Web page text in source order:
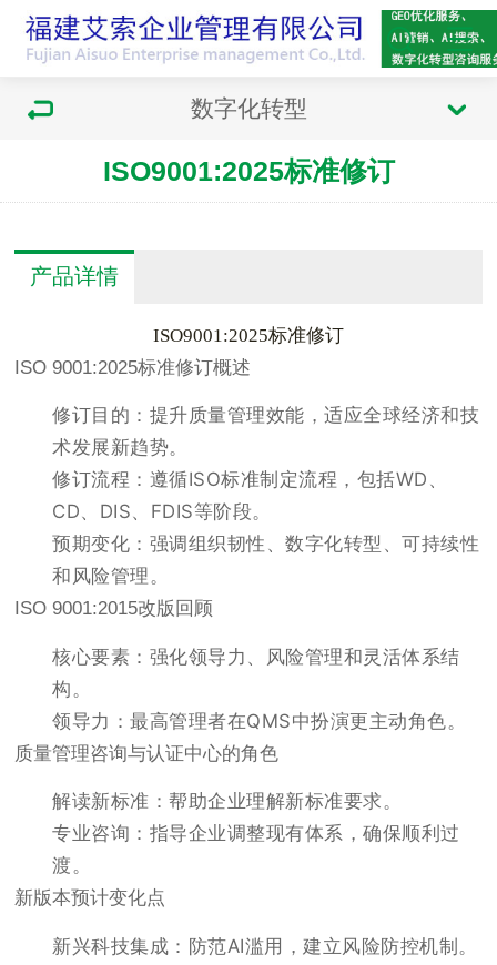
数字化转型
ISO9001:2025标准修订
产品详情
ISO9001:2025标准修订
ISO 9001:2025标准修订概述
修订目的：提升质量管理效能，适应全球经济和技
术发展新趋势。
修订流程：遵循ISO标准制定流程，包括WD、
CD、DIS、FDIS等阶段。
预期变化：强调组织韧性、数字化转型、可持续性
和风险管理。
ISO 9001:2015改版回顾
核心要素：强化领导力、风险管理和灵活体系结
构。
领导力：最高管理者在QMS中扮演更主动角色。
质量管理咨询与认证中心的角色
解读新标准：帮助企业理解新标准要求。
专业咨询：指导企业调整现有体系，确保顺利过
渡。
新版本预计变化点
新兴科技集成：防范AI滥用，建立风险防控机制。